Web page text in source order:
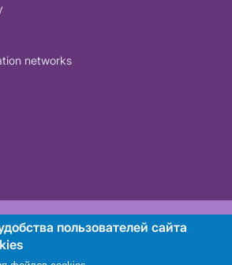
networks
пользователей сайта